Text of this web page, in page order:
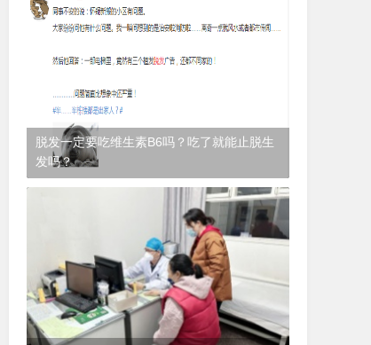
脱发一定要吃维生素B6吗？吃了就能止脱生
发吗？